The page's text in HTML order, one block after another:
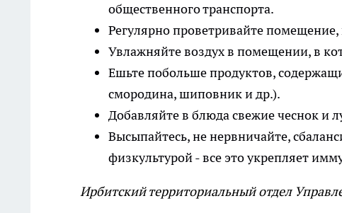
общественного транспорта.
Регулярно проветривайте
Увлажняйте воздух в помещении, в
Ешьте побольше продуктов,
смородина, шиповник и др.).
Добавляйте в блюда свежие чеснок и
Высыпайтесь, не нервничайте,
физкультурой - все это укрепляет
Ирбитский территориальный отдел